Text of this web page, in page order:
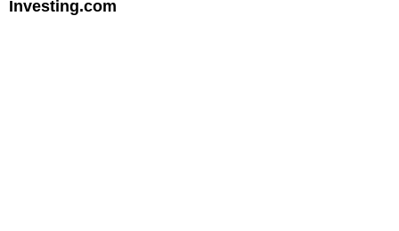
Investing.com